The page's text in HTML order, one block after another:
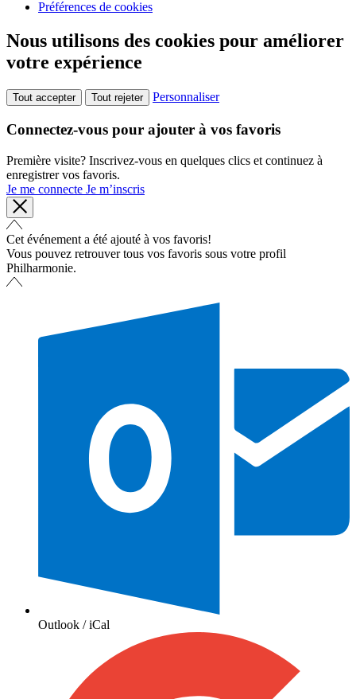
Préférences de cookies
Nous utilisons des cookies pour améliorer
votre expérience
Tout accepter Tout rejeter Personnaliser
Connectez-vous pour ajouter à vos favoris
Première visite? Inscrivez-vous en quelques clics et continuez à
enregistrer vos favoris.
Je me connecte Je m’inscris
Cet événement a été ajouté à vos favoris!
Vous pouvez retrouver tous vos favoris sous votre profil
Philharmonie.
Outlook / iCal